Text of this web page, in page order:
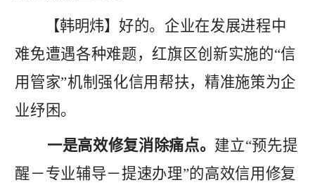
【韩明炜】好的。企业在发展进程中
难免遭遇各种难题，红旗区创新实施的“信
用管家”机制强化信用帮扶，精准施策为企
业纾困。
一是高效修复消除痛点。 建立“预先提
醒－专业辅导－提速办理”的高效信用修复